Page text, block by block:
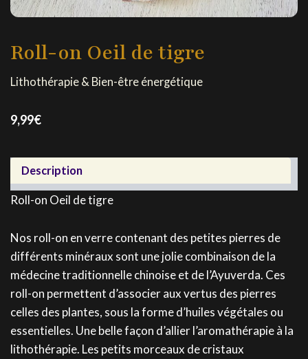
Roll-on Oeil de tigre
Lithothérapie & Bien-être énergétique
9,99€
Description
Roll-on Oeil de tigre
Nos roll-on en verre contenant des petites pierres de
différents minéraux sont une jolie combinaison de la
médecine traditionnelle chinoise et de l’Ayuverda. Ces
roll-on permettent d’associer aux vertus des pierres
celles des plantes, sous la forme d’huiles végétales ou
essentielles. Une belle façon d’allier l’aromathérapie à la
lithothérapie. Les petits morceaux de cristaux